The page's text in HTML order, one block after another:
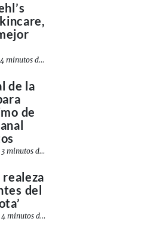
4 minutos de lectura
de la
de
3 minutos de lectura
del
4 minutos de lectura